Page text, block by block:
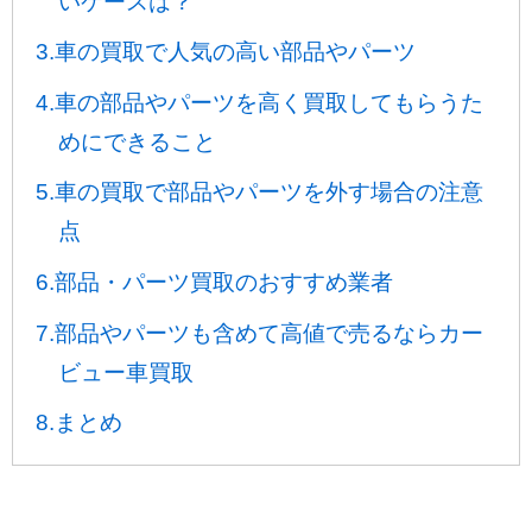
3.車の買取で人気の高い部品やパーツ
4.車の部品やパーツを高く買取してもらうた
めにできること
5.車の買取で部品やパーツを外す場合の注意
点
6.部品・パーツ買取のおすすめ業者
7.部品やパーツも含めて高値で売るならカー
ビュー車買取
8.まとめ